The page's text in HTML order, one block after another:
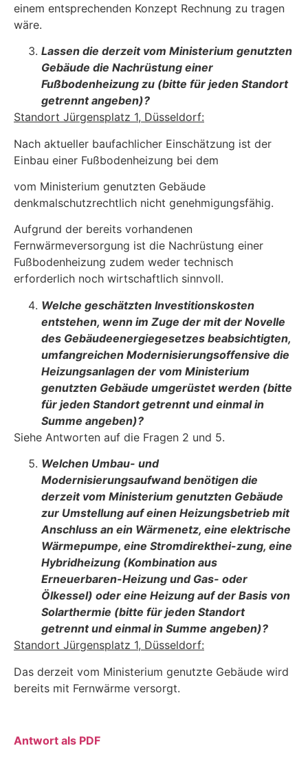
einem entsprechenden Konzept Rechnung zu tragen
wäre.
Lassen die derzeit vom Ministerium genutzten
Gebäude die Nachrüstung einer
Fußbodenheizung zu (bitte für jeden Standort
getrennt angeben)?
Standort Jürgensplatz 1, Düsseldorf:
Nach aktueller baufachlicher Einschätzung ist der
Einbau einer Fußbodenheizung bei dem
vom Ministerium genutzten Gebäude
denkmalschutzrechtlich nicht genehmigungsfähig.
Aufgrund der bereits vorhandenen
Fernwärmeversorgung ist die Nachrüstung einer
Fußbo­denheizung zudem weder technisch
erforderlich noch wirtschaftlich sinnvoll.
Welche geschätzten Investitionskosten
entstehen, wenn im Zuge der mit der No­velle
des Gebäudeenergiegesetzes beabsichtigten,
umfangreichen Modernisie­rungsoffensive die
Heizungsanlagen der vom Ministerium
genutzten Gebäude um­gerüstet werden (bitte
für jeden Standort getrennt und einmal in
Summe ange­ben)?
Siehe Antworten auf die Fragen 2 und 5.
Welchen Umbau- und
Modernisierungsaufwand benötigen die
derzeit vom Minis­terium genutzten Gebäude
zur Umstellung auf einen Heizungsbetrieb mit
An­schluss an ein Wärmenetz, eine elektrische
Wärmepumpe, eine Stromdirekthei-zung, eine
Hybridheizung (Kombination aus
Erneuerbaren-Heizung und Gas- oder
Ölkessel) oder eine Heizung auf der Basis von
Solarthermie (bitte für jeden Stand­ort
getrennt und einmal in Summe angeben)?
Standort Jürgensplatz 1, Düsseldorf:
Das derzeit vom Ministerium genutzte Gebäude wird
bereits mit Fernwärme versorgt.
Antwort als PDF